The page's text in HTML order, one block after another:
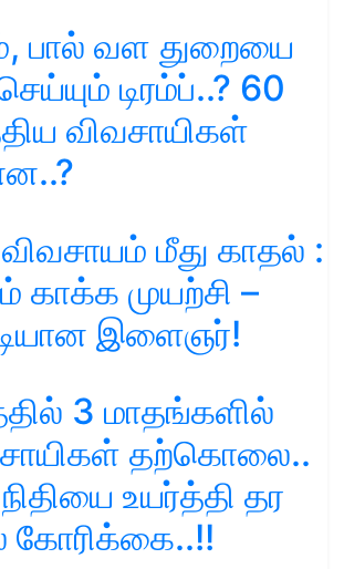
பால் வள துறையை
டிரம்ப்..? 60
விவசாயிகள்
மீது காதல் :
காக்க முயற்சி –
இளைஞர்!
3 மாதங்களில்
தற்கொலை..
உயர்த்தி தர
கோரிக்கை..!!